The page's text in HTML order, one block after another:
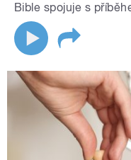
Bible spojuje s